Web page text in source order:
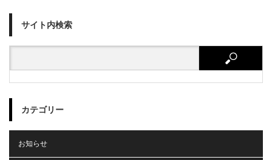
サイト内検索
カテゴリー
お知らせ